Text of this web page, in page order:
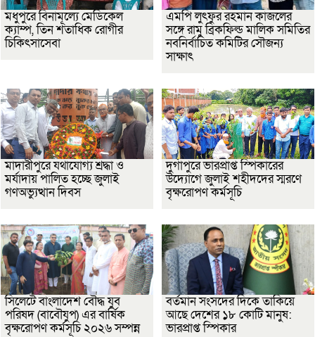
মধুপুরে বিনামূল্যে মেডিকেল
ক্যাম্প, তিন শতাধিক রোগীর
চিকিৎসাসেবা
এমপি লুৎফুর রহমান কাজলের
সঙ্গে রামু ব্রিকফিল্ড মালিক সমিতির
নবনির্বাচিত কমিটির সৌজন্য
সাক্ষাৎ
মাদারীপুরে যথাযোগ্য শ্রদ্ধা ও
মর্যাদায় পালিত হচ্ছে জুলাই
গণঅভ্যুত্থান দিবস
দুর্গাপুরে ভারপ্রাপ্ত স্পিকারের
উদ্যোগে জুলাই শহীদদের স্মরণে
বৃক্ষরোপণ কর্মসূচি
সিলেটে বাংলাদেশ বৌদ্ধ যুব
পরিষদ (বাবৌযুপ) এর বার্ষিক
বৃক্ষরোপণ কর্মসূচি ২০২৬ সম্পন্ন
বর্তমান সংসদের দিকে তাকিয়ে
আছে দেশের ১৮ কোটি মানুষ:
ভারপ্রাপ্ত স্পিকার